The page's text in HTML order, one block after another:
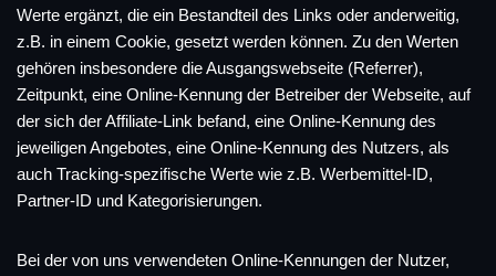
Werte ergänzt, die ein Bestandteil des Links oder anderweitig,
z.B. in einem Cookie, gesetzt werden können. Zu den Werten
gehören insbesondere die Ausgangswebseite (Referrer),
Zeitpunkt, eine Online-Kennung der Betreiber der Webseite, auf
der sich der Affiliate-Link befand, eine Online-Kennung des
jeweiligen Angebotes, eine Online-Kennung des Nutzers, als
auch Tracking-spezifische Werte wie z.B. Werbemittel-ID,
Partner-ID und Kategorisierungen.
Bei der von uns verwendeten Online-Kennungen der Nutzer,